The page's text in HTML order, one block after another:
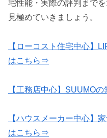
宅性能・実際の評判まで
見極めていきましょう。
【ローコスト住宅中心】
はこちら⇒
【工務店中心】SUUMO
【ハウスメーカー中心】
はこちら⇒